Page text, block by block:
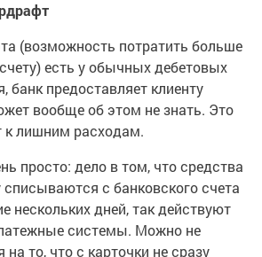
(возможность потратить больше
есть у обычных дебетовых
банк предоставляет клиенту
вообще об этом не знать. Это
к лишним расходам.
просто: дело в том, что средства
с банковского счета
нескольких дней, так действуют
системы. Можно не
то, что с карточки не сразу